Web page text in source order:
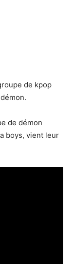
de kpop
de démon
boys, vient leur